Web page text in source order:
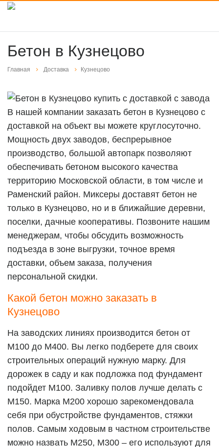
Бетон в Кузнецово
Главная Доставка Кузнецово
В нашей компании заказать бетон в Кузнецово с
доставкой на объект вы можете круглосуточно.
Мощность двух заводов, беспрерывное
производство, большой автопарк позволяют
обеспечивать бетоном высокого качества
территорию Московской области, в том числе и
Раменский район. Миксеры доставят бетон не
только в Кузнецово, но и в ближайшие деревни,
поселки, дачные кооперативы. Позвоните нашим
менеджерам, чтобы обсудить возможность
подъезда в зоне выгрузки, точное время
доставки, объем заказа, получения
персональной скидки.
Какой бетон можно заказать в
Кузнецово
На заводских линиях производится бетон от
М100 до М400. Вы легко подберете для своих
строительных операций нужную марку. Для
дорожек в саду и как подложка под фундамент
подойдет М100. Заливку полов лучше делать с
М150. Марка М200 хорошо зарекомендовала
себя при обустройстве фундаментов, стяжки
полов. Самым ходовым в частном строительстве
можно назвать М250, М300 – его используют для